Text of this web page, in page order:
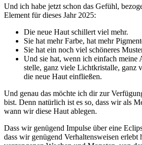
Und ich habe jetzt schon das Gefühl,
Element für dieses Jahr 2025:
Die neue Haut schillert viel mehr.
Sie hat mehr Farbe, hat mehr
Sie hat ein noch viel schöneres
Und sie hat, wenn ich einfach meine
stelle, ganz viele Lichtkristalle, ganz
die neue Haut einfließen.
Und genau das möchte ich dir zur
bist. Denn natürlich ist es so, dass wir als
wann wir diese Haut ablegen.
Dass wir genügend Impulse über eine
dass wir genügend Verhaltensweisen erlebt